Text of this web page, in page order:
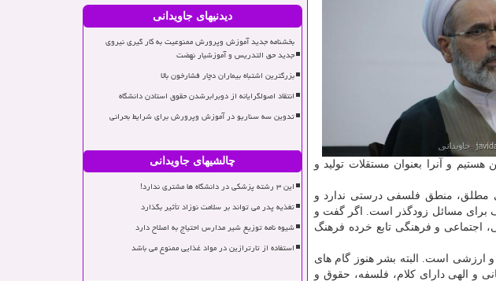
و آنرا بعنوان مستقلات تولید و
مطلق، منطق فلسفی درستی ندارد و
برای مسائل زودگذر است. اگر گفت و
اجتماعی و فرهنگی تابع خرده فرهنگ
ارزشی است. البته بشر هنوز گام های
و الهی دارای كلام، فلسفه، حقوق و
دیدنیهای جاویدانی
بخشنامه جدید آموزش وپرورش ممنوعیت به کار گیری نیروی
جدید حق التدریس و آموزشیار نهضت
بزرگترین اشتباه بیماران دچار فشارخون بالا
انتقاد اصولگرایانه از دوبرابرشدن حقوق استادن دانشگاه
تدوین سه سناریو در آموزش وپرورش برای شرایط بحرانی
چالشیهای جاویدانی
این ۳ رشته پزشکی در دانشگاه ها مشتری ندارد!
تغذیه پدر می تواند بر سلامت نوزاد تأثیر بگذارد
شیوه نامه توزیع شیر مدارس احتیاج به اصلاح دارد
استفاده از تارترازین در مواد غذایی ممنوع می باشد